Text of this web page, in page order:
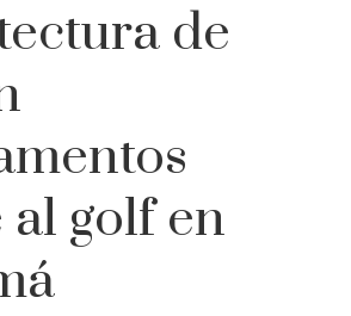
de
golf en